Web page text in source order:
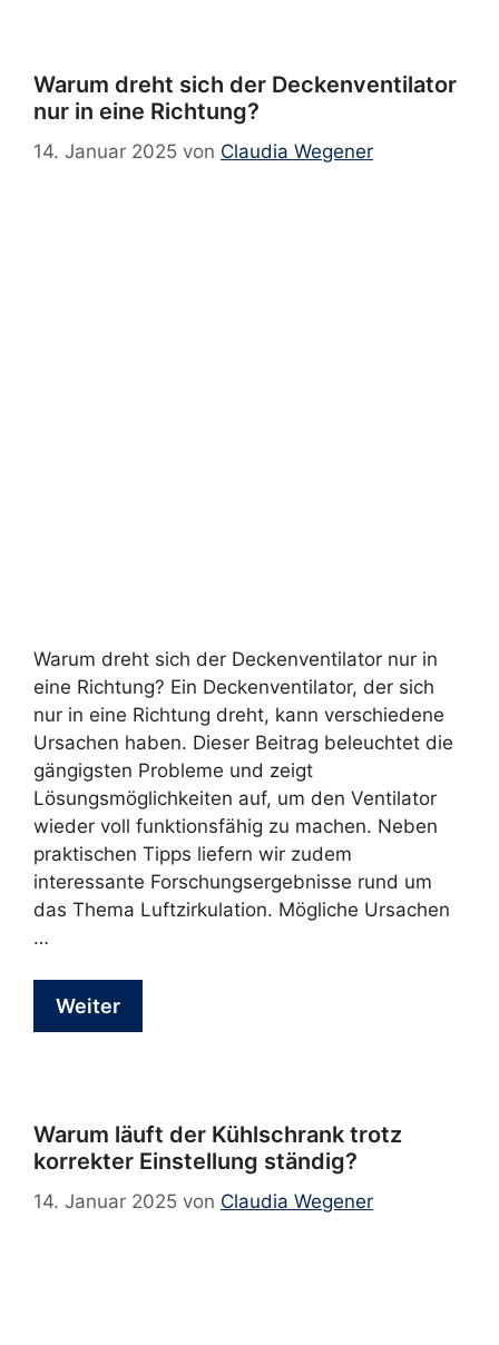
Warum dreht sich der Deckenventilator
nur in eine Richtung?
14. Januar 2025 von Claudia Wegener
Warum dreht sich der Deckenventilator nur in
eine Richtung? Ein Deckenventilator, der sich
nur in eine Richtung dreht, kann verschiedene
Ursachen haben. Dieser Beitrag beleuchtet die
gängigsten Probleme und zeigt
Lösungsmöglichkeiten auf, um den Ventilator
wieder voll funktionsfähig zu machen. Neben
praktischen Tipps liefern wir zudem
interessante Forschungsergebnisse rund um
das Thema Luftzirkulation. Mögliche Ursachen
…
Weiter
Warum läuft der Kühlschrank trotz
korrekter Einstellung ständig?
14. Januar 2025 von Claudia Wegener